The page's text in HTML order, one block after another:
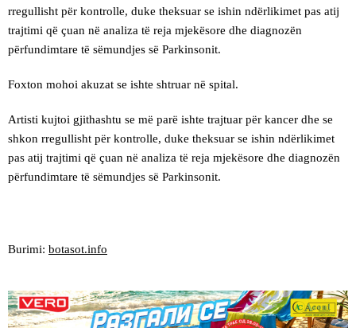
rregullisht për kontrolle, duke theksuar se ishin ndërlikimet pas atij
trajtimi që çuan në analiza të reja mjekësore dhe diagnozën
përfundimtare të sëmundjes së Parkinsonit.
Foxton mohoi akuzat se ishte shtruar në spital.
Artisti kujtoi gjithashtu se më parë ishte trajtuar për kancer dhe se
shkon rregullisht për kontrolle, duke theksuar se ishin ndërlikimet
pas atij trajtimi që çuan në analiza të reja mjekësore dhe diagnozën
përfundimtare të sëmundjes së Parkinsonit.
Burimi: botasot.info